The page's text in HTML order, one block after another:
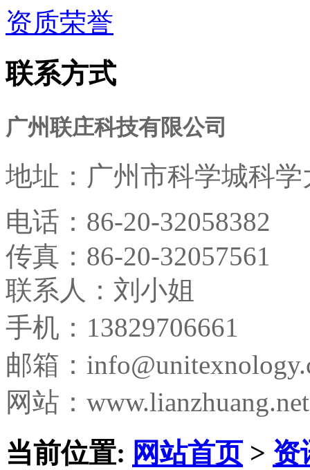
资质荣誉
联系方式
广州联庄科技有限公司
地址： 广州市科学城科
电话： 86-20-32058382
传真： 86-20-32057561
联系人：刘小姐
手机：13829706661
邮箱：
网站：www.lianzhuang.net
当前位置: 网站首页> 资